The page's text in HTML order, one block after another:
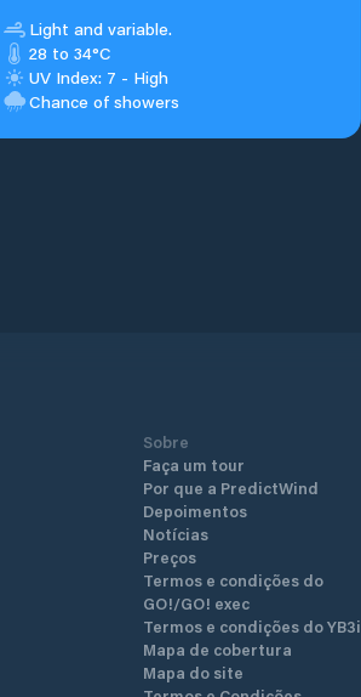
Light and variable.
28 to 34°C
UV Index: 7 - High
Chance of showers
Sobre
Faça um tour
Por que a PredictWind
Depoimentos
Notícias
Preços
Termos e condições do
GO!/GO! exec
Termos e condições do YB3i
Mapa de cobertura
Mapa do site